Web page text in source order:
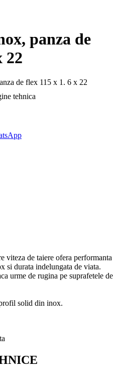
panza de
22
viteza de taiere ofera performanta
si durata indelungata de viata.
urme de rugina pe suprafetele de
solid din inox.